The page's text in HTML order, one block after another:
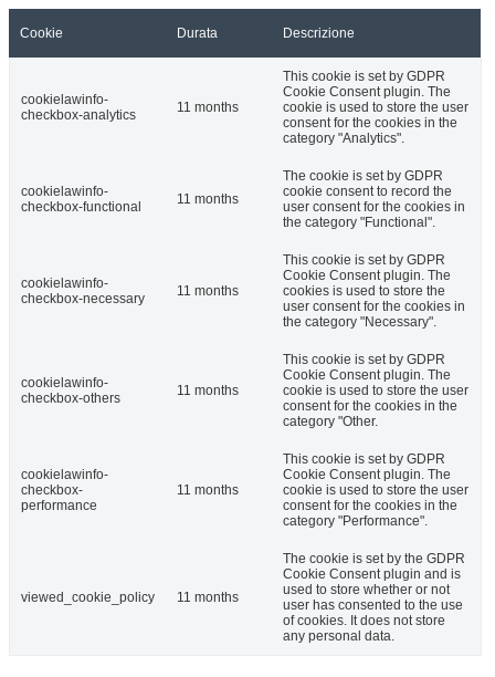
Cookie Durata Descrizione
cookielawinfo-
checkbox-analytics
11 months
This cookie is set by GDPR
Cookie Consent plugin. The
cookie is used to store the user
consent for the cookies in the
category "Analytics".
cookielawinfo-
checkbox-functional
11 months
The cookie is set by GDPR
cookie consent to record the
user consent for the cookies in
the category "Functional".
cookielawinfo-
checkbox-necessary
11 months
This cookie is set by GDPR
Cookie Consent plugin. The
cookies is used to store the
user consent for the cookies in
the category "Necessary".
cookielawinfo-
checkbox-others
11 months
This cookie is set by GDPR
Cookie Consent plugin. The
cookie is used to store the user
consent for the cookies in the
category "Other.
cookielawinfo-
checkbox-
performance
11 months
This cookie is set by GDPR
Cookie Consent plugin. The
cookie is used to store the user
consent for the cookies in the
category "Performance".
viewed_cookie_policy 11 months
The cookie is set by the GDPR
Cookie Consent plugin and is
used to store whether or not
user has consented to the use
of cookies. It does not store
any personal data.